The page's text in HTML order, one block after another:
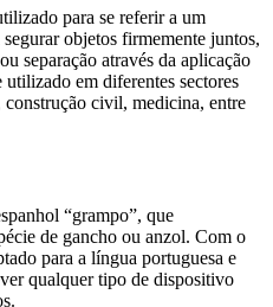
para se referir a um
objetos firmemente juntos,
separação através da aplicação
em diferentes sectores
civil, medicina, entre
“grampo”, que
de gancho ou anzol. Com o
para a língua portuguesa e
qualquer tipo de dispositivo